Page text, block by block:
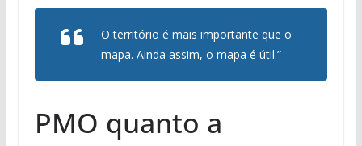
O território é mais importante que o
mapa. Ainda assim, o mapa é útil.”
PMO quanto a